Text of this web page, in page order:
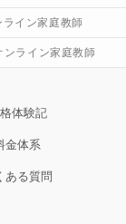
ライン家庭教師
ンライン家庭教師
体験記
金体系
ある質問